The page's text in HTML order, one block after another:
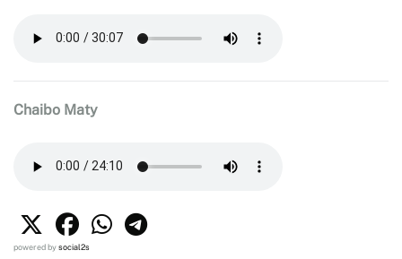
Chaibo Maty
powered bysocial2s